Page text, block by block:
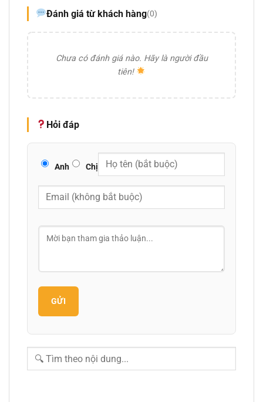
Đánh giá từ khách hàng(0)
Chưa có đánh giá nào. Hãy là người đầu
tiên!
Hỏi đáp
Anh Chị
GỬI